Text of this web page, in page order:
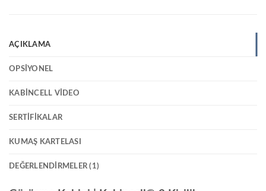
AÇIKLAMA
OPSIYONEL
KABINCELL VIDEO
SERTIFIKALAR
KUMAŞ KARTELASI
DEĞERLENDIRMELER (1)